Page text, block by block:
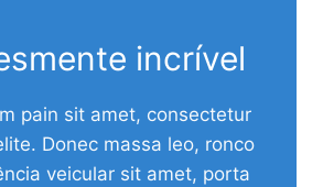
incrível
pain sit amet, consectetur
Donec massa leo, ronco
veicular sit amet, porta